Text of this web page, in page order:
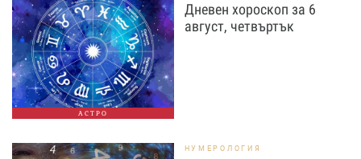
АСТРО
Дневен хороскоп за 6
август, четвъртък
НУМЕРОЛОГИЯ